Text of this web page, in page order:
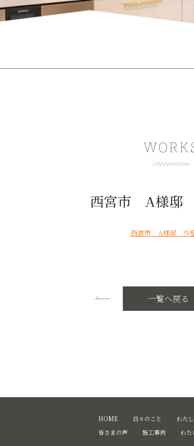
西宮市 A様邸
西宮市 A様邸 外
一覧へ戻る
HOME 日々のこと わた
皆さまの声
施工事例 わた